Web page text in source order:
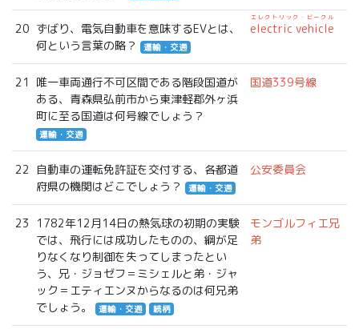
20 ずばり、電気自動車を意味するEVとは、
何という言葉の略？
運輸・交通
electric vehicle
エレクトリック・ビークル
21
唯一車両通行不可区間である階段国道が
ある、青森県弘前市から東津軽郡外ヶ浜
町に至る国道は何号線でしょう？
運輸・交通
国道339号線
22 自動車の運転免許証を交付する、各都道
府県の機関はどこでしょう？
運輸・交通
公安委員会
23
1782年12月14日の熱気球の初期の実験
では、飛行には成功したものの、綱が足
りなくなり制御を失ってしまったとい
う、兄・ジョゼフ＝ミシェルと弟・ジャ
ック＝エティエンヌからなるのは何兄弟
でしょう。
運輸・交通 続柄
モンゴルフィエ兄
弟